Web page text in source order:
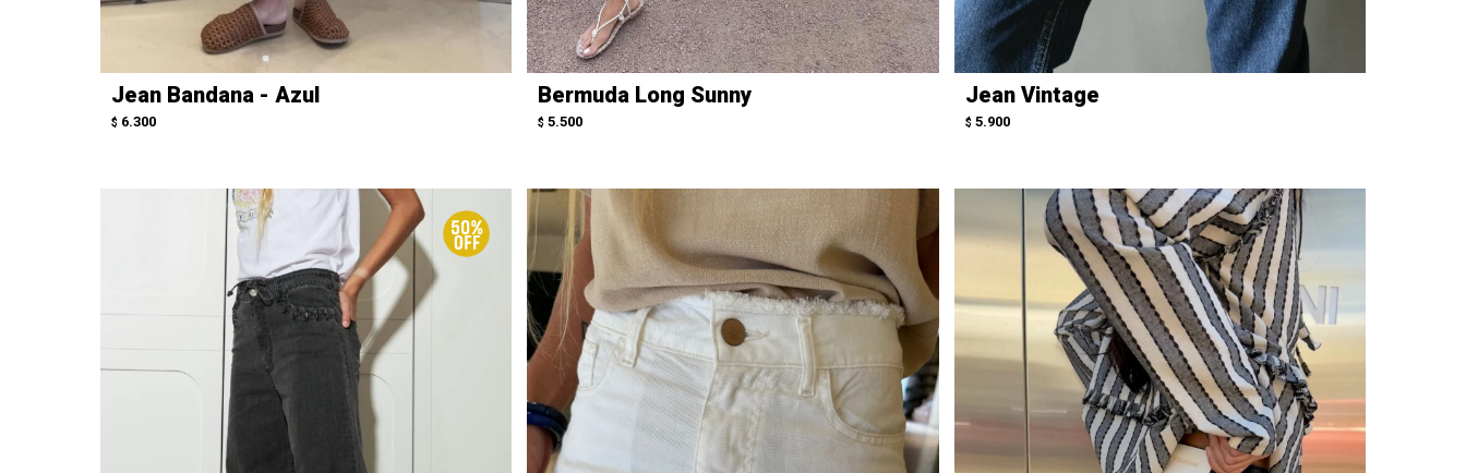
Jean Bandana - Azul
$ 6.300
Bermuda Long Sunny
$ 5.500
Jean Vintage
$ 5.900